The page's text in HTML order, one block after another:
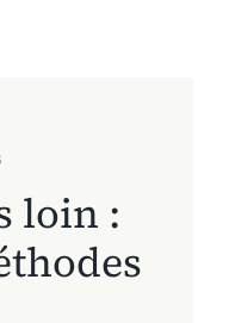
loin :